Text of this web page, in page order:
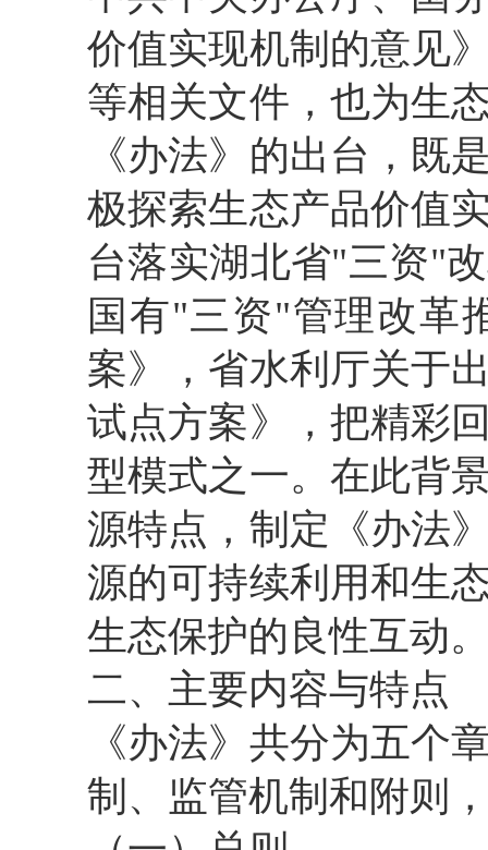
价值实现机制的意见
等相关文件，也为生
《办法》的出台，既
极探索生态产品价值
台落实湖北省"三资"
国有"三资"管理改革
案》，省水利厅关于
试点方案》，把精彩
型模式之一。在此背
源特点，制定《办法
源的可持续利用和生
生态保护的良性互动
二、主要内容与特点
《办法》共分为五个
制、监管机制和附则